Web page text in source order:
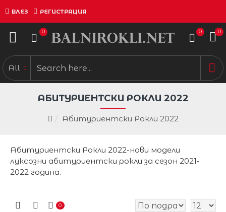
ВЛЕЗ РЕГИСТРАЦИЯ
0 0 0
All
Абитуриентски Рокли 2022
АБИТУРИЕНТСКИ РОКЛИ 2022
Абитуриентски Рокли 2022-нови модели
луксозни абитуриентски рокли за сезон 2021-
2022 година.
0